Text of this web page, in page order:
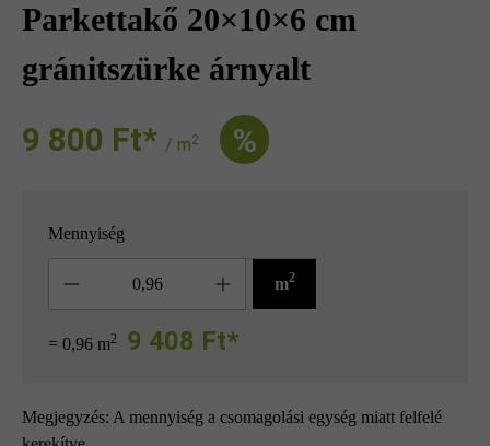
Parkettakő 20×10×6 cm
gránitszürke árnyalt
9 800 Ft‎‎‎* / m2 %
Mennyiség
m2
= 0,96 m2 9 408 Ft*
Megjegyzés: A mennyiség a csomagolási egység miatt felfelé